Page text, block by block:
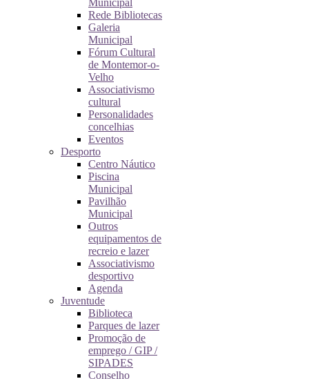
Municipal
Rede Bibliotecas
Galeria
Municipal
Fórum Cultural
de Montemor-o-
Velho
Associativismo
cultural
Personalidades
concelhias
Eventos
Desporto
Centro Náutico
Piscina
Municipal
Pavilhão
Municipal
Outros
equipamentos de
recreio e lazer
Associativismo
desportivo
Agenda
Juventude
Biblioteca
Parques de lazer
Promoção de
emprego / GIP /
SIPADES
Conselho